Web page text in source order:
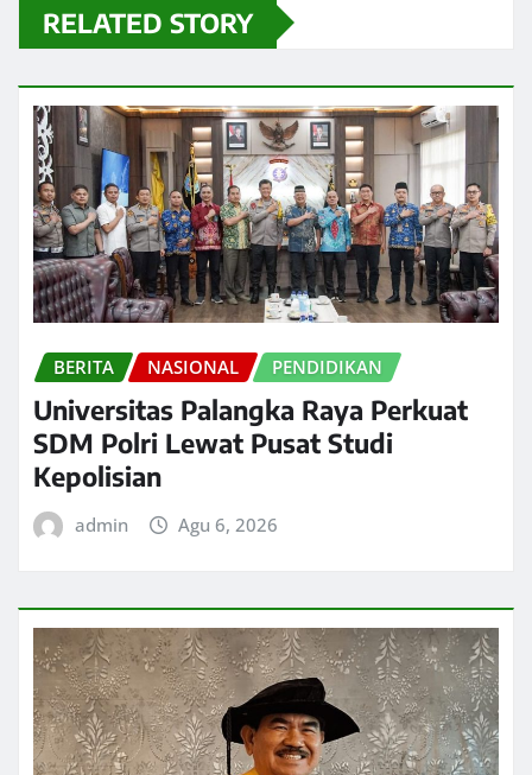
RELATED STORY
BERITA NASIONAL PENDIDIKAN
Universitas Palangka Raya Perkuat
SDM Polri Lewat Pusat Studi
Kepolisian
admin Agu 6, 2026